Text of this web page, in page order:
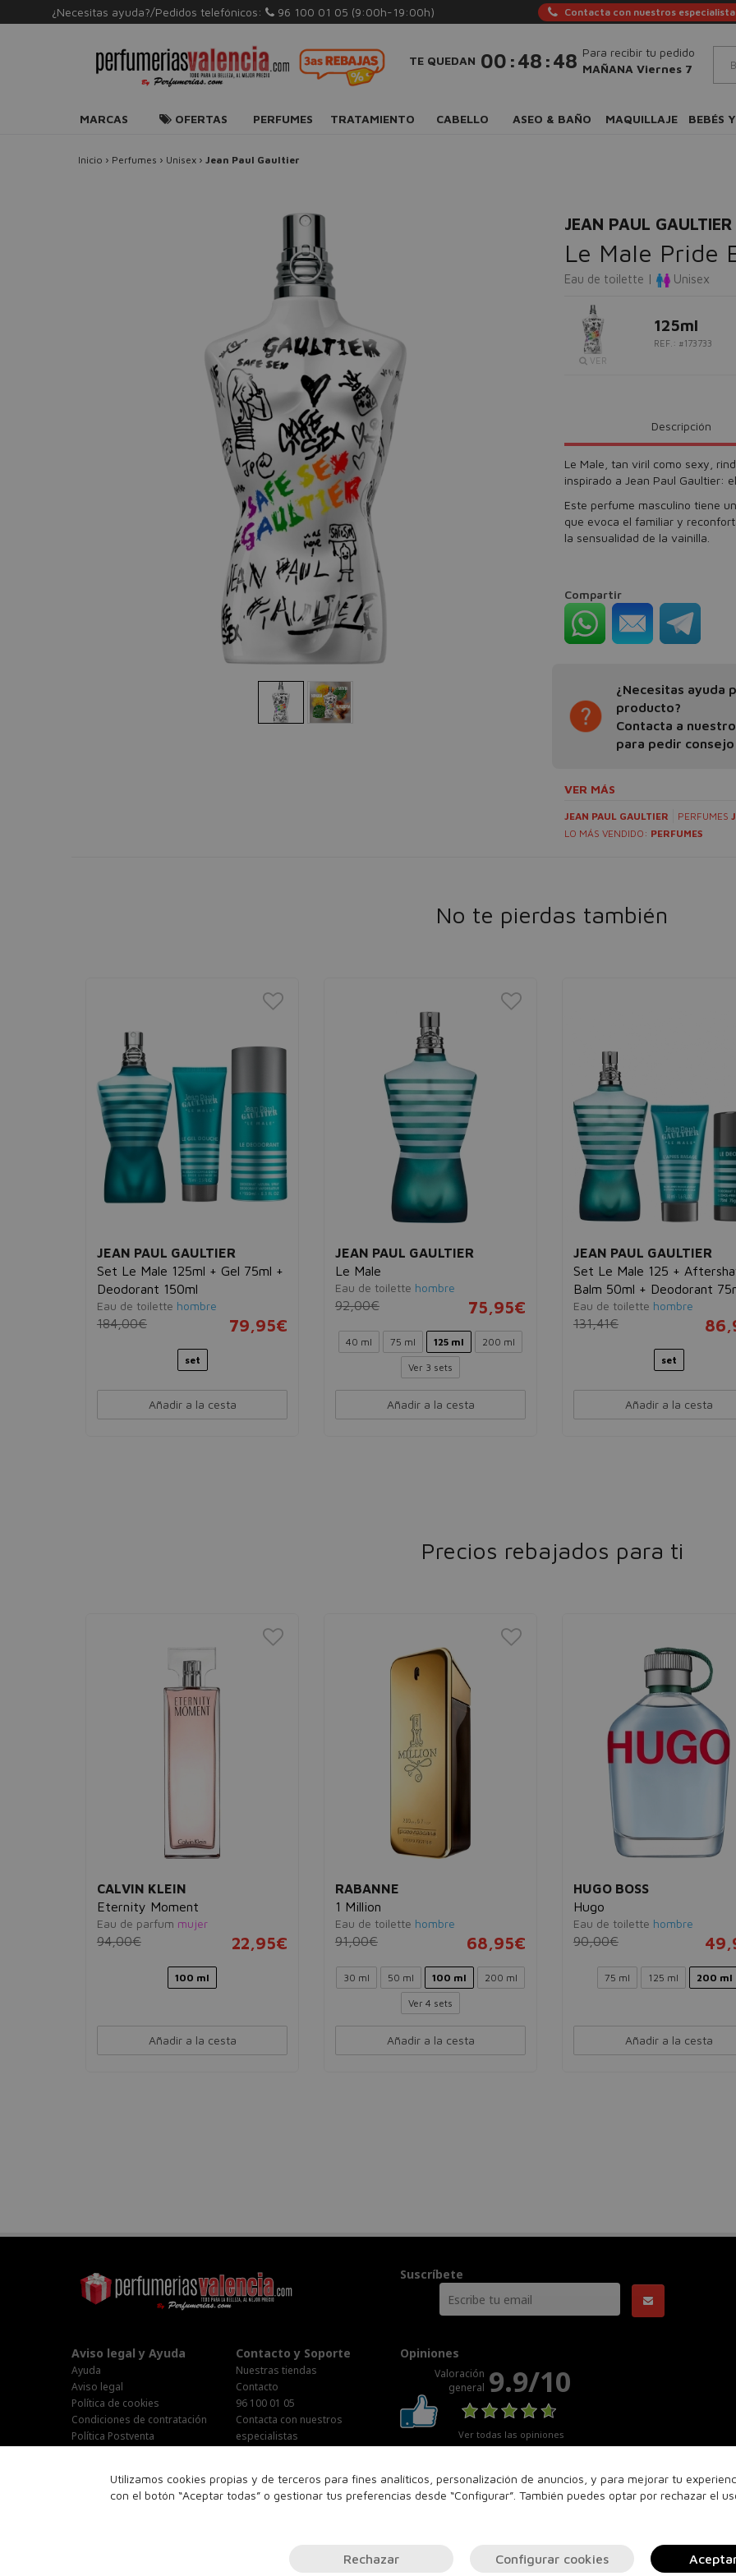
¿Necesitas ayuda?/Pedidos telefónicos: 96 100 01 05 (9:00h-19:00h) Contacta con nuestros
TE QUEDAN 00 :48 :47 Para recibir tu pedido
MAÑANA Viernes 7
MARCAS OFERTAS PERFUMES TRATAMIENTO CABELLO ASEO & BAÑO MAQUILLAJE BEBÉS
Inicio › Perfumes › Unisex › Jean Paul Gaultier
JEAN PAUL GAULTIER
Le Male Pride
Eau de toilette | Unisex
VER
125ml
REF.: #173733
Descripción
Le Male, tan viril como sexy,
inspirado a Jean Paul Gaultier:
Este perfume masculino tiene
que evoca el familiar y
la sensualidad de la vainilla.
Compartir
¿Necesitas ayuda
producto?
Contacta a
para pedir consejo
VER MÁS
JEAN PAUL GAULTIER PERFUMES
LO MÁS VENDIDO: PERFUMES
No te pierdas también
JEAN PAUL GAULTIER
Set Le Male 125ml + Gel 75ml +
Deodorant 150ml
Eau de toilette hombre
184,00€ 79,95€
set
Añadir a la cesta
JEAN PAUL GAULTIER
Le Male
Eau de toilette hombre
92,00€ 75,95€
40 ml 75 ml 125 ml 200 ml
Ver 3 sets
Añadir a la cesta
JEAN PAUL GAULTIER
Set Le Male 125 +
Balm 50ml + Deodorant
Eau de toilette hombre
131,41€
set
Añadir a la cesta
Precios rebajados para ti
CALVIN KLEIN
Eternity Moment
Eau de parfum mujer
94,00€ 22,95€
100 ml
Añadir a la cesta
RABANNE
1 Million
Eau de toilette hombre
91,00€ 68,95€
30 ml 50 ml 100 ml 200 ml
Ver 4 sets
Añadir a la cesta
HUGO BOSS
Hugo
Eau de toilette hombre
90,00€
75 ml 125 ml 200 ml
Añadir a la cesta
Utilizamos cookies propias y de terceros para fines analíticos, personalización de anuncios, y para mejorar tu
con el botón “Aceptar todas” o gestionar tus preferencias desde “Configurar”. También puedes optar por rechazar el
Rechazar Configurar cookies
Suscríbete
Aviso legal y Ayuda
Ayuda
Aviso legal
Política de cookies
Condiciones de contratación
Política Postventa
Contacto y Soporte
Nuestras tiendas
Contacto
96 100 01 05
Contacta con nuestros
especialistas
Lunes-Jueves : 9:00h-19:00h
Viernes : 9:00h-14:00h
Opiniones
Valoración
general 9.9/10
Ver todas las opiniones